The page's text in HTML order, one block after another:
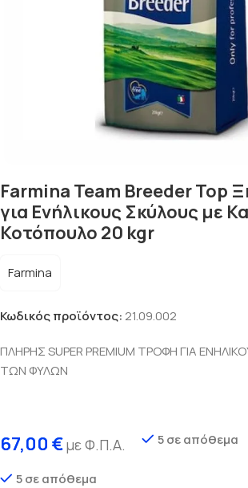
Farmina Team Breeder Top
για Ενήλικους Σκύλους με
Κοτόπουλο 20 kgr
Farmina
Κωδικός προϊόντος: 21.09.002
ΠΛΗΡΗΣ SUPER PREMIUM ΤΡΟΦΗ ΓΙΑ
ΤΩΝ ΦΥΛΩΝ
67,00 €με Φ.Π.Α. 5 σε απόθεμα
5 σε απόθεμα